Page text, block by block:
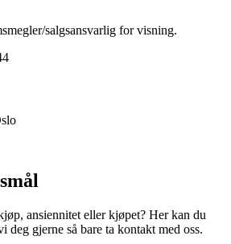
salgsansvarlig for visning.
ansiennitet eller kjøpet? Her kan du
deg gjerne så bare ta kontakt med oss.